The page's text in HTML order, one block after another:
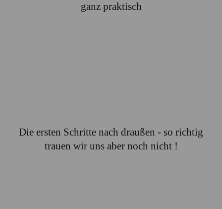
ganz praktisch
Die ersten Schritte nach draußen - so richtig
trauen wir uns aber noch nicht !